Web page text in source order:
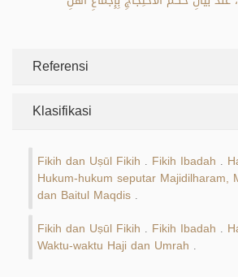
Referensi
Klasifikasi
Fikih dan Uṣūl Fikih Fikih Ibadah
Hukum-hukum seputar Majidilharam,
dan Baitul Maqdis
Fikih dan Uṣūl Fikih Fikih Ibadah
Waktu-waktu Haji dan Umrah